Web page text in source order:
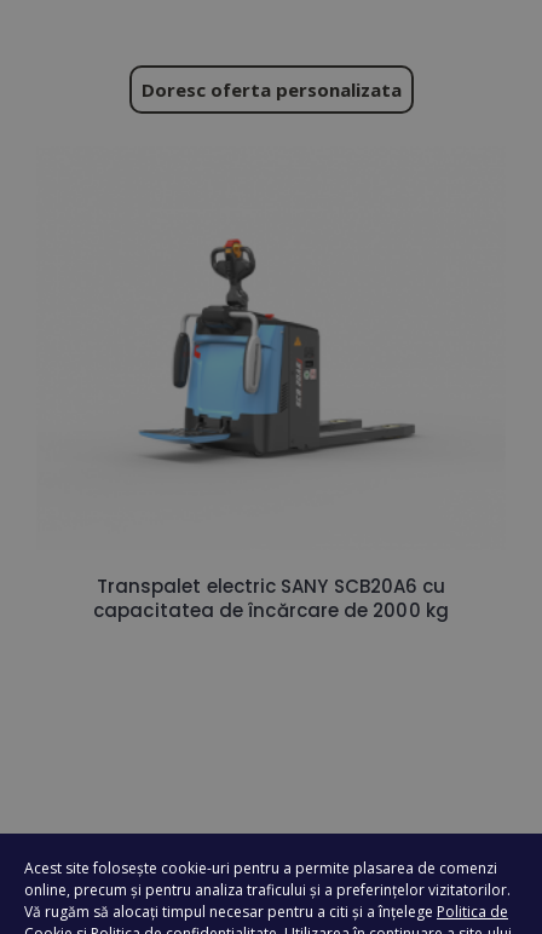
Acest site folosește cookie-uri pentru a permite plasarea de comenzi
online, precum și pentru analiza traficului și a preferințelor vizitatorilor.
Vă rugăm să alocați timpul necesar pentru a citi și a înțelege Politica de
Doresc oferta personalizata
Transpalet electric SANY SCB20A6 cu
capacitatea de încărcare de 2000 kg